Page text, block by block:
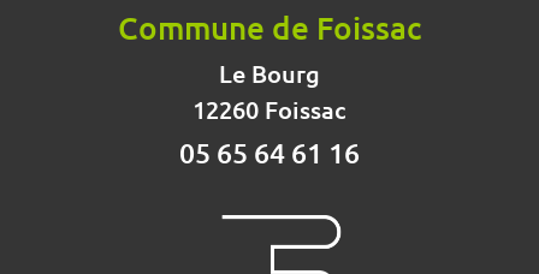
Commune de Foissac
Le Bourg
12260 Foissac
05 65 64 61 16